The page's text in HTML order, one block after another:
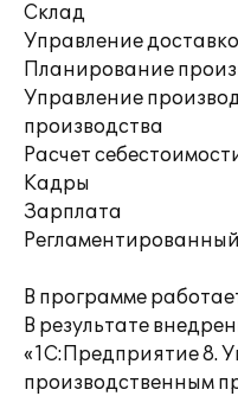
Склад
Управление
Планирование
Управление
производства
Расчет
Кадры
Зарплата
В программе
В результате
«1С:Предприятие 8.
производственным